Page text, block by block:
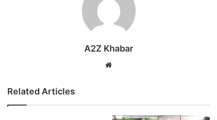
A2Z Khabar
Related Articles